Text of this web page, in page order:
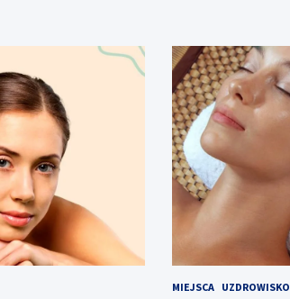
MIEJSCA UZDROWISKO